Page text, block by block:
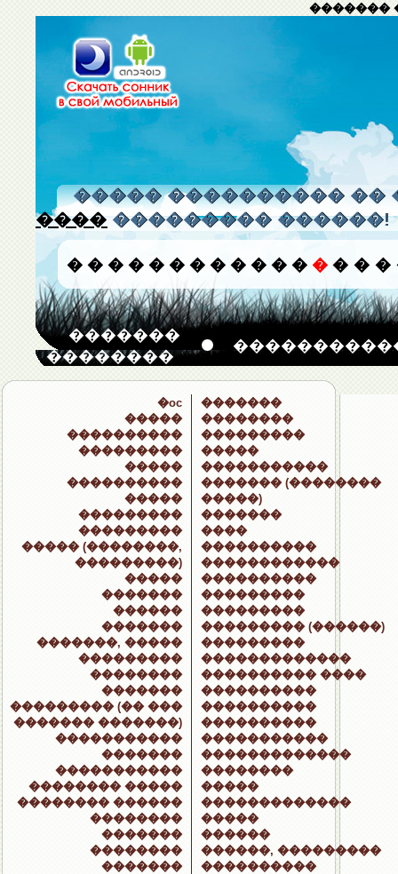
�������
����� ���������� ��
���� ��������� ������!
� � � � � � � � � � � � � � � �
�������
��������
�oc
�����
����������
���������
�����
����������
�����
���������
���������
����� (��������,
���������)
�����
�������
������
�������
�������, �����
���������
��������
�������
��������� (�� ���
������� �������)
�����������
�������
�����������
�������� �����
�������� ������
��������
�������
��������
�������
�������
��������
���������
�����
�����������
������� (��������
�����)
�������
����
����������
������������
����������
���������
���������
��������� (������)
���������
�������������
���������� ����
����������
����������
����������
�����������
�������������
��������
�����
�������������
�����
������
������, ���������
����������